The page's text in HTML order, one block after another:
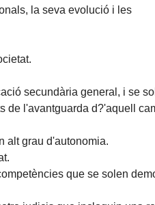
la seva evolució i les
secundària general, i se
de l'avantguarda d?'aquell
alt grau d'autonomia.
que se solen